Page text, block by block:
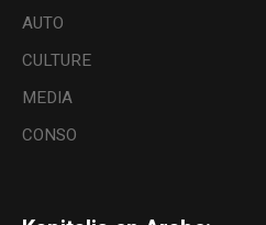
AUTO
CULTURE
MEDIA
CONSO